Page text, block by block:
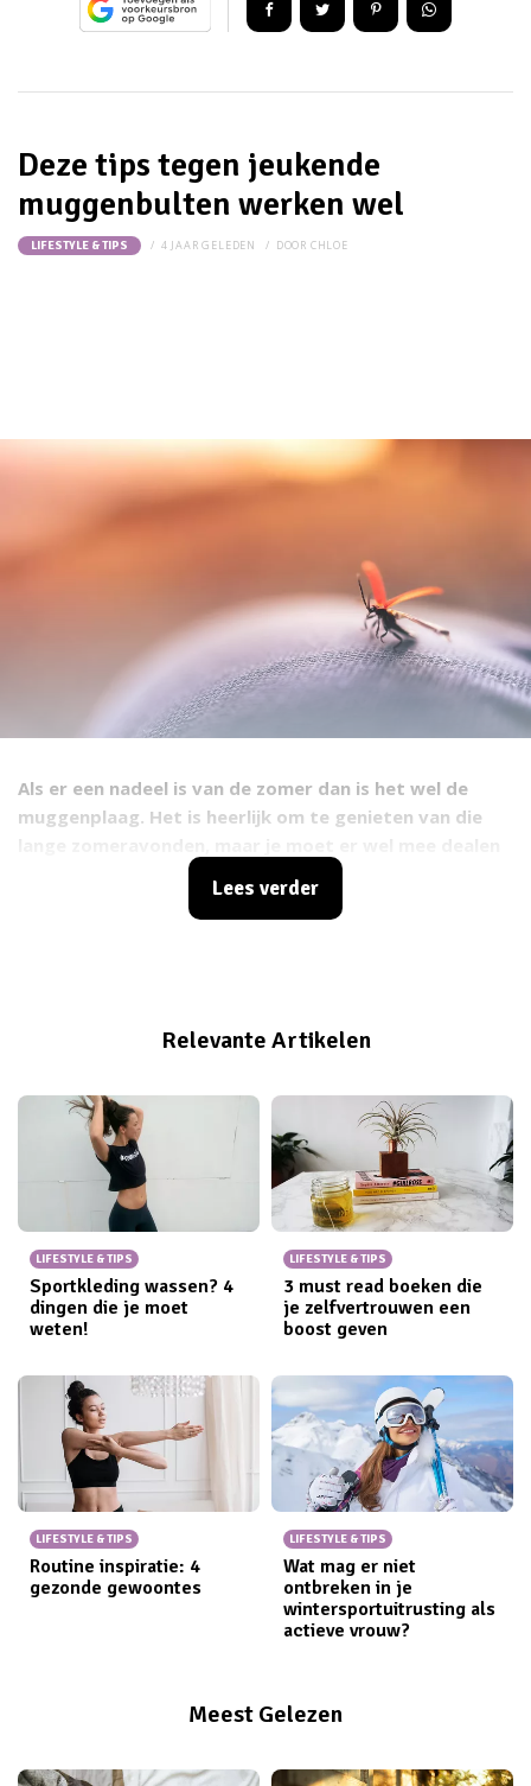
Deze tips tegen jeukende
muggenbulten werken wel
LIFESTYLE & TIPS 4 JAAR GELEDEN DOOR CHLOE
Als er een nadeel is van de zomer dan is het wel de
muggenplaag. Het is heerlijk om te genieten van die
dat je helemaal wordt lek gestoken. Vervolgens ben je
de hele nacht aan het krabben. Gelukkig hebben wij
Lees verder
Relevante Artikelen
LIFESTYLE & TIPS
Sportkleding wassen? 4
dingen die je moet
weten!
LIFESTYLE & TIPS
3 must read boeken die
je zelfvertrouwen een
boost geven
LIFESTYLE & TIPS
Routine inspiratie: 4
gezonde gewoontes
LIFESTYLE & TIPS
Wat mag er niet
ontbreken in je
wintersportuitrusting als
actieve vrouw?
Meest Gelezen